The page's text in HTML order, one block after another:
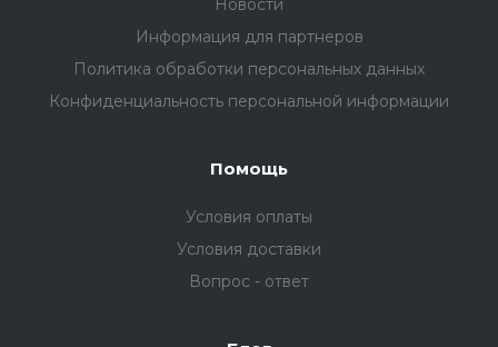
Новости
Информация для партнеров
Политика обработки персональных данных
Конфиденциальность персональной информации
Помощь
Условия оплаты
Условия доставки
Вопрос - ответ